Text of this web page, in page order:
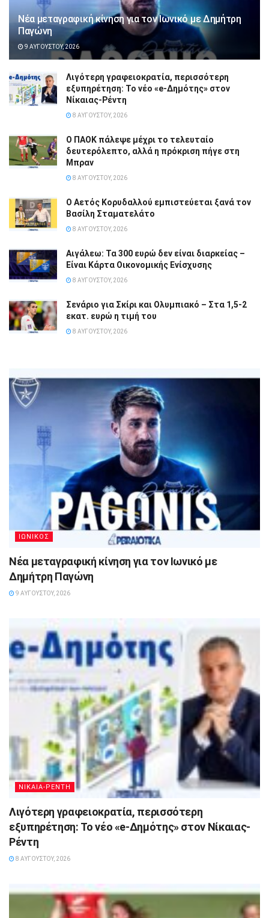
Νέα μεταγραφική κίνηση για τον Ιωνικό με Δημήτρη
Παγώνη
9 ΑΥΓΟΎΣΤΟΥ, 2026
Λιγότερη γραφειοκρατία, περισσότερη
εξυπηρέτηση: Το νέο «e-Δημότης» στον
Νίκαιας-Ρέντη
8 ΑΥΓΟΎΣΤΟΥ, 2026
Ο ΠΑΟΚ πάλεψε μέχρι το τελευταίο
δευτερόλεπτο, αλλά η πρόκριση πήγε στη
Μπραν
8 ΑΥΓΟΎΣΤΟΥ, 2026
Ο Αετός Κορυδαλλού εμπιστεύεται ξανά τον
Βασίλη Σταματελάτο
8 ΑΥΓΟΎΣΤΟΥ, 2026
Αιγάλεω: Τα 300 ευρώ δεν είναι διαρκείας –
Είναι Κάρτα Οικονομικής Ενίσχυσης
8 ΑΥΓΟΎΣΤΟΥ, 2026
Σενάριο για Σκίρι και Ολυμπιακό – Στα 1,5-2
εκατ. ευρώ η τιμή του
8 ΑΥΓΟΎΣΤΟΥ, 2026
ΙΩΝΙΚΟΣ
Νέα μεταγραφική κίνηση για τον Ιωνικό με
Δημήτρη Παγώνη
9 ΑΥΓΟΎΣΤΟΥ, 2026
ΝΙΚΑΙΑ-ΡΕΝΤΗ
Λιγότερη γραφειοκρατία, περισσότερη
εξυπηρέτηση: Το νέο «e-Δημότης» στον Νίκαιας-
Ρέντη
8 ΑΥΓΟΎΣΤΟΥ, 2026